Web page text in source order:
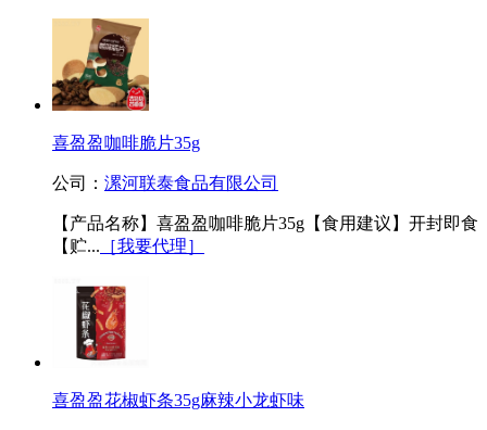
喜盈盈咖啡脆片35g
公司： 漯河联泰食品有限公司
【产品名称】喜盈盈咖啡脆片35g【食用建议】开封即食
【贮... ［我要代理］
喜盈盈花椒虾条35g麻辣小龙虾味